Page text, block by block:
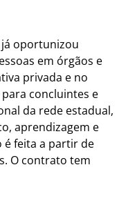
já oportunizou
em órgãos e
privada e no
concluintes e
da rede estadual,
aprendizagem e
é feita a partir de
O contrato tem